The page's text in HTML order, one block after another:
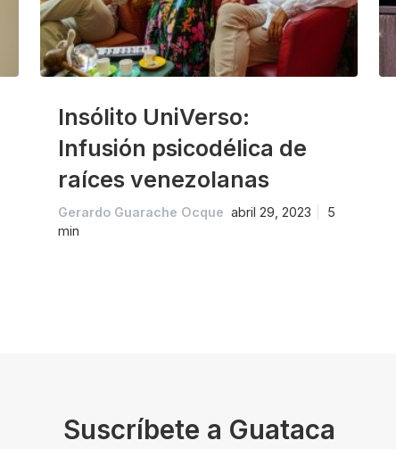
Insólito UniVerso:
Infusión psicodélica de
raíces venezolanas
Gerardo Guarache Ocque abril 29, 2023
5
min
Suscríbete a Guataca